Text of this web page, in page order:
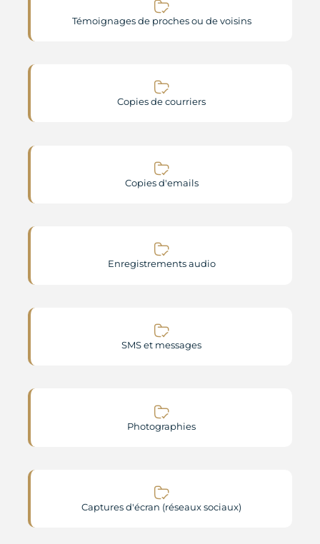
Témoignages de proches ou de voisins
Copies de courriers
Copies d'emails
Enregistrements audio
SMS et messages
Photographies
Captures d'écran (réseaux sociaux)